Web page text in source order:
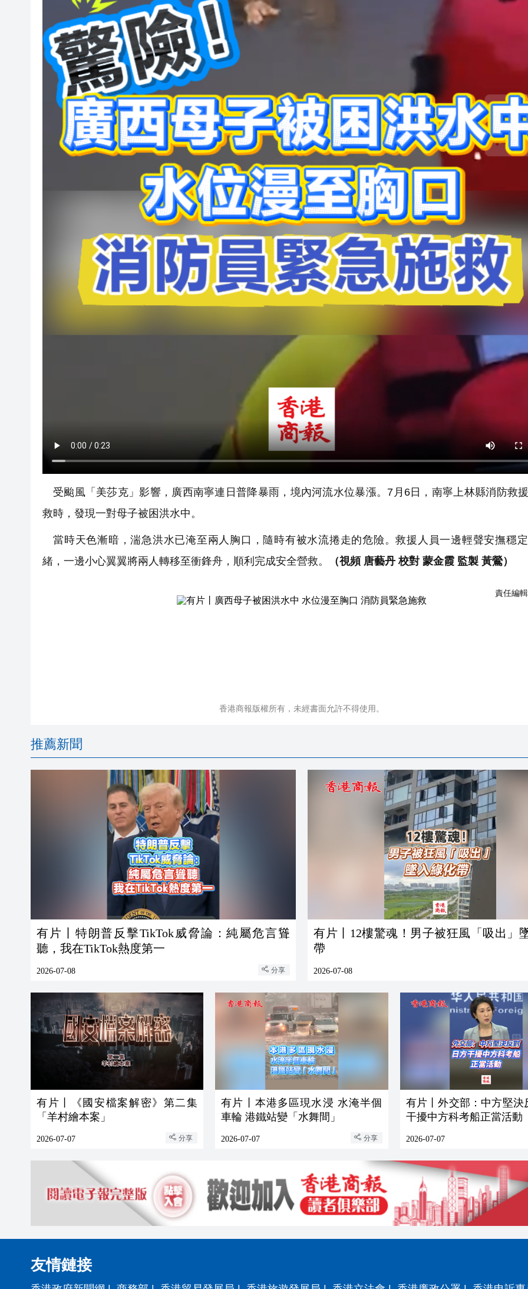
受颱風「美莎克」影響，廣西南寧連日普降暴雨，境內河流水位暴漲。7月6日，南寧上林縣消防救
救時，發現一對母子被困洪水中。
當時天色漸暗，湍急洪水已淹至兩人胸口，隨時有被水流捲走的危險。救援人員一邊輕聲安撫穩
緒，一邊小心翼翼將兩人轉移至衝鋒舟，順利完成安全營救。
（視頻 唐藝丹 校對 蒙金霞 監製 黃鶯）
責任編
香港商報版權所有，未經書面允許不得使用。
推薦新聞
有片丨特朗普反擊TikTok威脅論：純屬危言聳
聽，我在TikTok熱度第一
2026-07-08 分享
有片丨12樓驚魂！男子被狂風「吸出」
帶
2026-07-08
有片丨《國安檔案解密》第二集
「羊村繪本案」
2026-07-07 分享
有片丨本港多區現水浸 水淹半個
車輪 港鐵站變「水舞間」
2026-07-07 分享
有片丨外交部：中方堅決
干擾中方科考船正當活動
2026-07-07
友情鏈接